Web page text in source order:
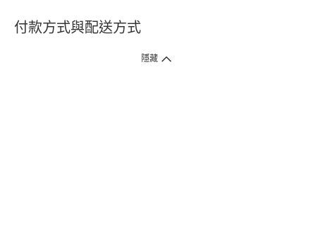
付款方式與配送方式
隱藏